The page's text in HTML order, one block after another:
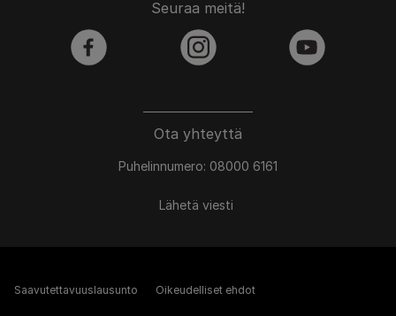
Ota yhteyttä
Puhelinnumero: 08000 6161
Lähetä viesti
Seuraa meitä!
facebook instagram youtube
Saavutettavuuslausunto Oikeudelliset ehdot